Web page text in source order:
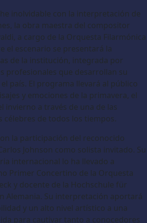
inolvidable con la interpretación de
la obra maestra del compositor
a cargo de la Orquesta Filarmónica
el escenario se presentará la
de la institución, integrada por
profesionales que desarrollan su
país. El programa llevará al público
y emociones de la primavera, el
invierno a través de una de las
célebres de todos los tiempos.
la participación del reconocido
Johnson como solista invitado. Su
internacional lo ha llevado a
Primer Concertino de la Orquesta
y docente de la Hochschule für
Alemania. Su interpretación aportará
y un alto nivel artístico a una
para cautivar tanto a conocedores